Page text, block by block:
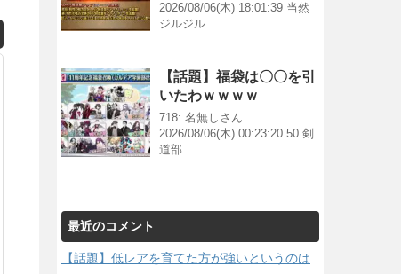
2026/08/06(木) 18:01:39 当然
ジルジル …
【話題】福袋は〇〇を引
いたわｗｗｗｗ
718: 名無しさん
2026/08/06(木) 00:23:20.50 剣
道部 …
最近のコメント
【話題】低レアを育てた方が強いというのは